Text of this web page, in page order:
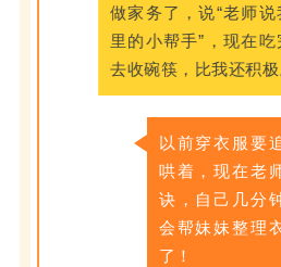
做家务了，说“老师说
里的小帮手”，现在吃
去收碗筷，比我还积极
以前穿衣服要
哄着，现在老
诀，自己几分
会帮妹妹整理
了！